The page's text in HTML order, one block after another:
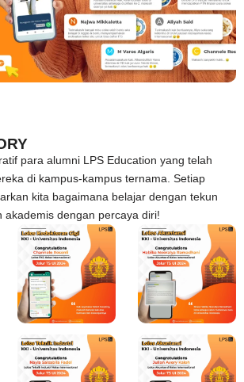
para alumni LPS Education yang telah
di kampus-kampus ternama. Setiap
kita bagaimana belajar dengan tekun
akademis dengan percaya diri!